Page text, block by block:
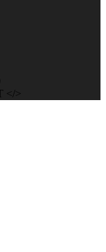
</>